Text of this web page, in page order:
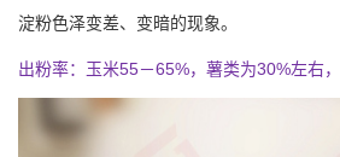
淀粉色泽变差、变暗的现象。
出粉率：玉米55－65%，薯类为30%左右